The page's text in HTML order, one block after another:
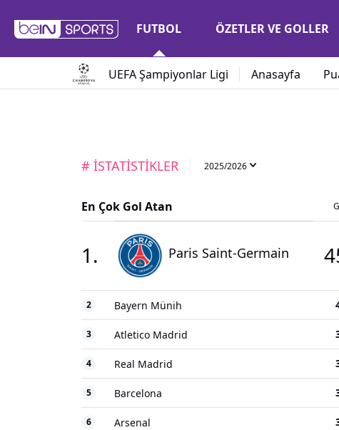
FUTBOL ÖZETLER VE GOLLER
UEFA Şampiyonlar Ligi Anasayfa
# İSTATİSTİKLER 2025/2026
En Çok Gol Atan
1 . Paris Saint-Germain
2 Bayern Münih
3 Atletico Madrid
4 Real Madrid
5 Barcelona
6 Arsenal